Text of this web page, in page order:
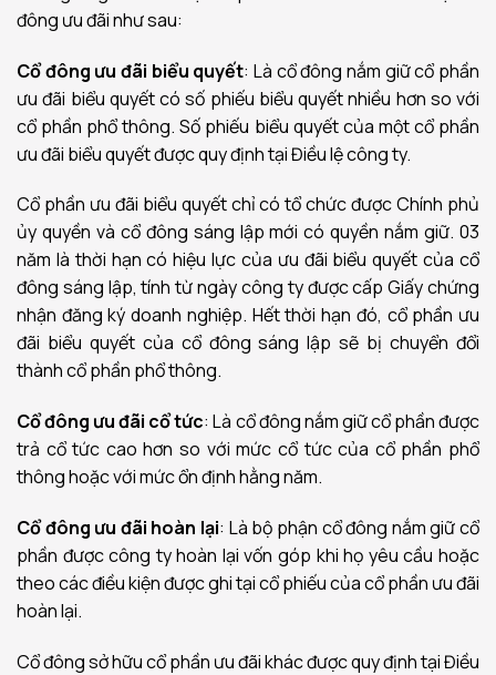
đông ưu đãi như sau:
Cổ đông ưu đãi biểu quyết: Là cổ đông nắm giữ cổ phần
ưu đãi biểu quyết có số phiếu biểu quyết nhiều hơn so với
cổ phần phổ thông. Số phiếu biểu quyết của một cổ phần
ưu đãi biểu quyết được quy định tại Điều lệ công ty.
Cổ phần ưu đãi biểu quyết chỉ có tổ chức được Chính phủ
ủy quyền và cổ đông sáng lập mới có quyền nắm giữ. 03
năm là thời hạn có hiệu lực của ưu đãi biểu quyết của cổ
đông sáng lập, tính từ ngày công ty được cấp Giấy chứng
nhận đăng ký doanh nghiệp. Hết thời hạn đó, cổ phần ưu
đãi biểu quyết của cổ đông sáng lập sẽ bị chuyển đổi
thành cổ phần phổ thông.
Cổ đông ưu đãi cổ tức: Là cổ đông nắm giữ cổ phần được
trả cổ tức cao hơn so với mức cổ tức của cổ phần phổ
thông hoặc với mức ổn định hằng năm.
Cổ đông ưu đãi hoàn lại: Là bộ phận cổ đông nắm giữ cổ
phần được công ty hoàn lại vốn góp khi họ yêu cầu hoặc
theo các điều kiện được ghi tại cổ phiếu của cổ phần ưu đãi
hoàn lại.
Cổ đông sở hữu cổ phần ưu đãi khác được quy định tại Điều